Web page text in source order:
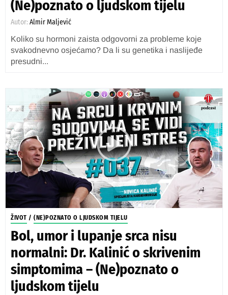
(Ne)poznato o ljudskom tijelu
Autor: Almir Maljević
Koliko su hormoni zaista odgovorni za probleme koje
svakodnevno osjećamo? Da li su genetika i naslijeđe
presudni...
ŽIVOT / (NE)POZNATO O LJUDSKOM TIJELU
Bol, umor i lupanje srca nisu
normalni: Dr. Kalinić o skrivenim
simptomima – (Ne)poznato o
ljudskom tijelu